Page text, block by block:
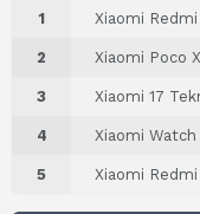
1 Xiaomi
2 Xiaomi Poco
3 Xiaomi 17
4 Xiaomi
5 Xiaomi